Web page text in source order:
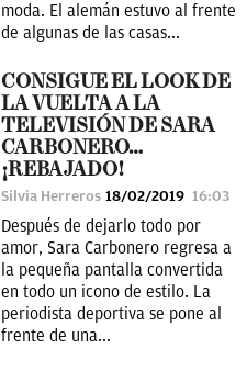
moda. El alemán estuvo al frente
de algunas de las casas...
CONSIGUE EL LOOK DE
LA VUELTA A LA
TELEVISIÓN DE SARA
CARBONERO…
¡REBAJADO!
Silvia Herreros 18/02/2019 16:03
Después de dejarlo todo por
amor, Sara Carbonero regresa a
la pequeña pantalla convertida
en todo un icono de estilo. La
periodista deportiva se pone al
frente de una...